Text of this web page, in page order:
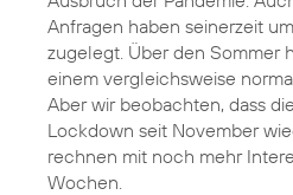
Anfragen haben seinerzeit
zugelegt. Über den Sommer
einem vergleichsweise
Aber wir beobachten, dass
Lockdown seit November
rechnen mit noch mehr
Wochen.